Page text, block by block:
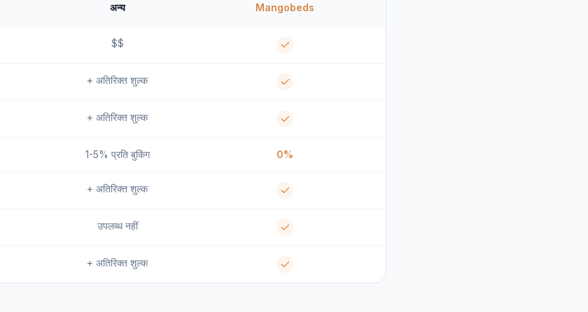
अन्य Mangobeds
$$
+ अतिरिक्त शुल्क
+ अतिरिक्त शुल्क
1-5% प्रति बुकिंग 0%
+ अतिरिक्त शुल्क
उपलब्ध नहीं
+ अतिरिक्त शुल्क